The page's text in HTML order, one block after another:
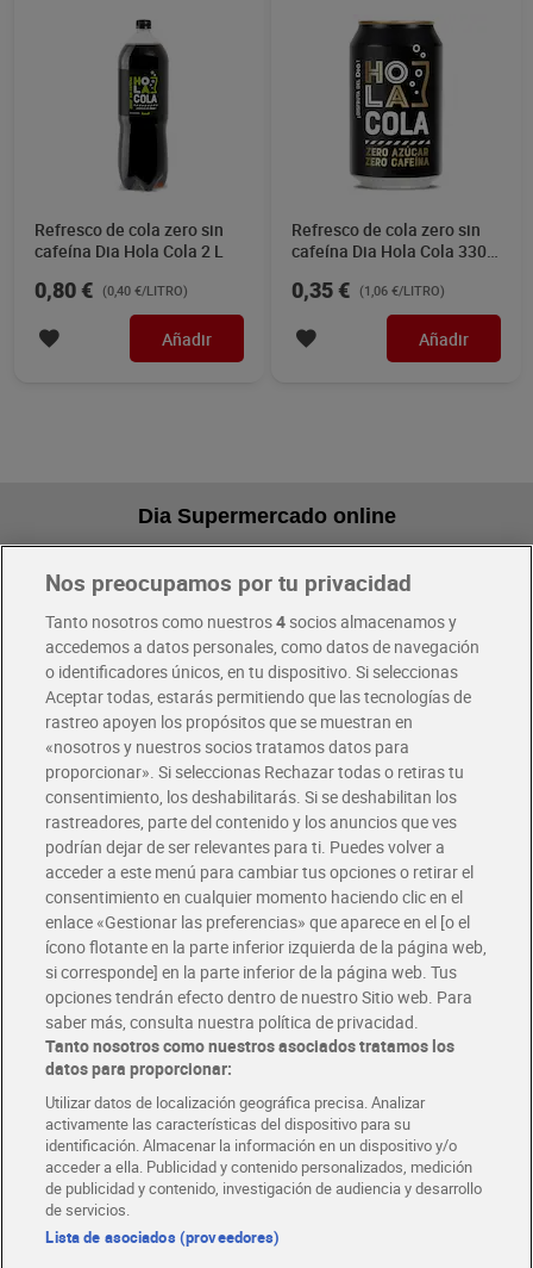
Refresco de cola zero sin
cafeína Dia Hola Cola 2 L
0,80 € (0,40 €/LITRO)
Añadir
Refresco de cola zero sin
cafeína Dia Hola Cola 330
0,35 € (1,06 €/LITRO)
Añadir
Dia Supermercado online
Pide hoy, recibe hoy
Envío gratis por compras superiores a 100€
Envío estandar por 4,99€
Glovo y Uber Eats
Solicita tu factura de Glovo o Uber Eats
Únete al CLUB Dia
Disfruta las ventajas y ofertas exclusivas.
Descárgate la APP Dia
Folletos y Tiendas
Descubre las mejores ofertas y busca tu tienda más cercana
Tarjeta MaX Dia
Te devuelve hasta 8€/mes de tus compras.
¡Solicita tu tarjeta de crédito aquí!
COMER MEJOR CADA DIA
COLABORA CON DIA ABRE TU TIENDA DIA CORPORATE
Nos preocupamos por tu privacidad
Tanto nosotros como nuestros4socios almacenamos y
accedemos a datos personales, como datos de navegación
o identificadores únicos, en tu dispositivo. Si seleccionas
Aceptar todas, estarás permitiendo que las tecnologías de
rastreo apoyen los propósitos que se muestran en
«nosotros y nuestros socios tratamos datos para
proporcionar». Si seleccionas Rechazar todas o retiras tu
consentimiento, los deshabilitarás. Si se deshabilitan los
rastreadores, parte del contenido y los anuncios que ves
podrían dejar de ser relevantes para ti. Puedes volver a
acceder a este menú para cambiar tus opciones o retirar el
consentimiento en cualquier momento haciendo clic en el
enlace «Gestionar las preferencias» que aparece en el [o el
ícono flotante en la parte inferior izquierda de la página web,
si corresponde] en la parte inferior de la página web. Tus
opciones tendrán efecto dentro de nuestro Sitio web. Para
saber más, consulta nuestra política de privacidad.
Tanto nosotros como nuestros asociados tratamos los
datos para proporcionar:
Utilizar datos de localización geográfica precisa. Analizar
activamente las características del dispositivo para su
identificación. Almacenar la información en un dispositivo y/o
acceder a ella. Publicidad y contenido personalizados, medición
de publicidad y contenido, investigación de audiencia y desarrollo
de servicios.
Lista de asociados (proveedores)